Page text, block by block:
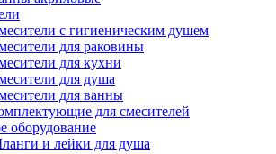
с гигиеническим душем
для раковины
для кухни
для душа
для ванны
для смесителей
оборудование
и лейки для душа